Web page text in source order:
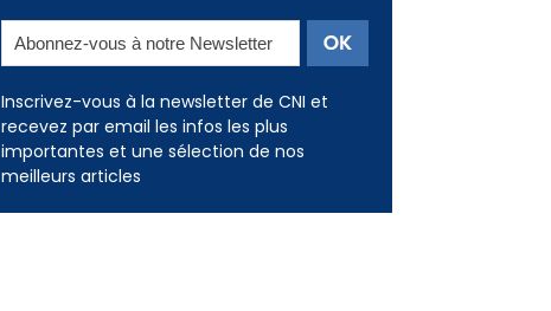
Inscrivez-vous à la newsletter de CNI et
recevez par email les infos les plus
importantes et une sélection de nos
meilleurs articles